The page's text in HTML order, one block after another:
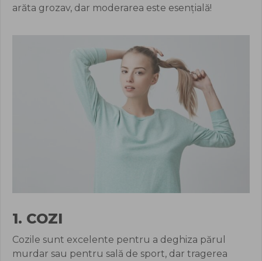
arăta grozav, dar moderarea este esențială!
1. COZI
Cozile sunt excelente pentru a deghiza părul
murdar sau pentru sală de sport, dar tragerea